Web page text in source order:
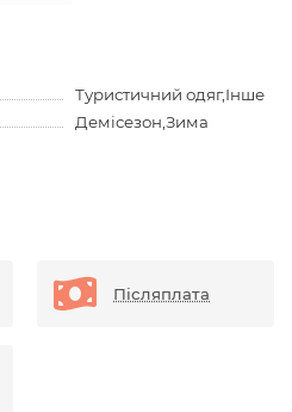
Туристичний одяг,Інше
Демісезон,Зима
Післяплата